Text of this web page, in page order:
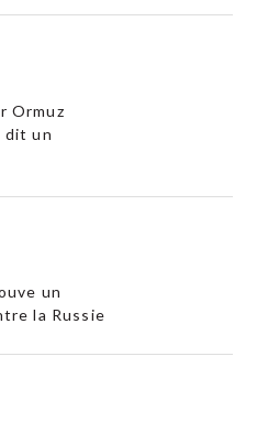
Ormuz
dit un
un
la Russie